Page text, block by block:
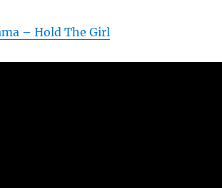
– Hold The Girl